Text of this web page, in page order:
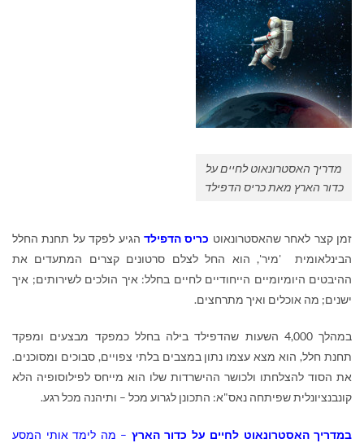
מדריך האסטרונאוט לחיים על
כדור הארץ מאת כריס הדפילד
זמן קצר לאחר שהאסטרונאוט כריס הדפילד הגיע לפקד על תחנת החלל
הבינלאומית 'מיר', הוא החל לצלם סרטונים קצרים המתעדים את
ההיבטים היומיומיים הייחודיים לחיים בחלל: איך הולכים לשירותים; איך
ישנים; מה אוכלים ואיך מתרחצים.
במהלך 4,000 השעות שהדפילד בילה בחלל כמפקד מבצעים ומפקד
תחנת חלל, הוא מצא עצמו נתון במצבים בלתי צפויים, סבוכים ומסוכנים.
את הסוד להצלחתו ולכושר ההישרדות שלו הוא מייחס לפילוסופיה הלא
קונבנציונלית שפיתחה נאס"א: התכונן לגרוע מכל – ותיהנה מכל רגע.
במדריך האסטרונאוט לחיים על כדור הארץ – מה לימד אותי המסע